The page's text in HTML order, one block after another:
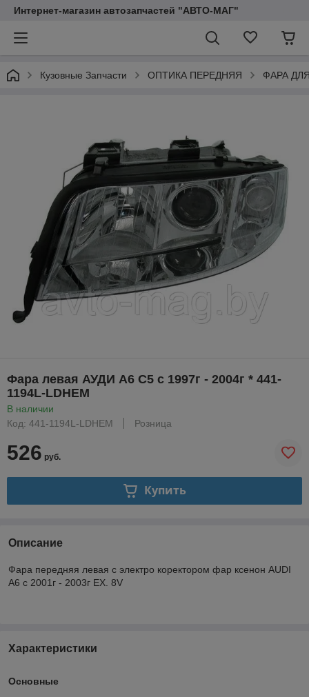
Интернет-магазин автозапчастей "АВТО-МАГ"
Кузовные Запчасти ОПТИКА ПЕРЕДНЯЯ ФАРА
Фара левая АУДИ А6 С5 с 1997г - 2004г * 441-
1194L-LDHEM
В наличии
Код: 441-1194L-LDHEM
Розница
526 руб.
Купить
Описание
Фара передняя левая с электро коректором фар ксенон AUDI
A6 с 2001г - 2003г EX. 8V
Характеристики
Основные